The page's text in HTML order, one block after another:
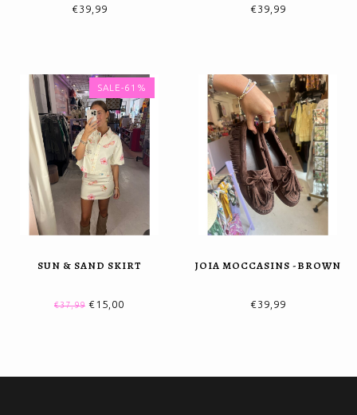
€39,99 €39,99
SALE-61%
SUN & SAND SKIRT
€37,99 €15,00
JOIA MOCCASINS -BROWN
€39,99